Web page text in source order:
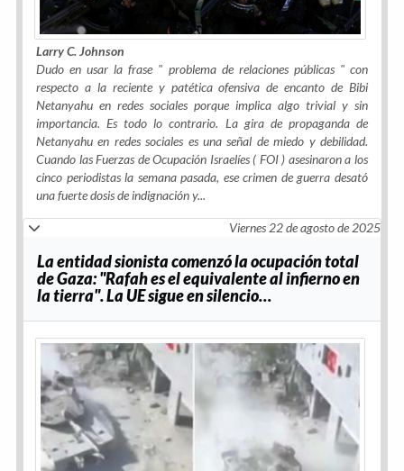
Larry C. Johnson
Dudo en usar la frase " problema de relaciones públicas" con
respecto a la reciente y patética ofensiva de encanto de Bibi
Netanyahu en redes sociales porque implica algo trivial y sin
importancia. Es todo lo contrario. La gira de propaganda de
Netanyahu en redes sociales es una señal de miedo y debilidad.
Cuando las Fuerzas de Ocupación Israelíes ( FOI) asesinaron a los
cinco periodistas la semana pasada, ese crimen de guerra desató
una fuerte dosis de indignación y...
Viernes 22 de agosto de 2025
La entidad sionista comenzó la ocupación total
de Gaza: "Rafah es el equivalente al infierno en
la tierra". La UE sigue en silencio…